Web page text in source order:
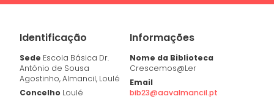
Identificação
Sede Escola Básica Dr.
António de Sousa
Agostinho, Almancil, Loulé
Concelho Loulé
Informações
Nome da Biblioteca
Crescemos@Ler
Email
bib23@aavalmancil.pt